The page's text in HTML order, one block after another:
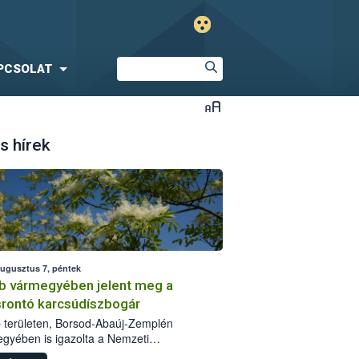
hírek
7, péntek
vármegyében jelent meg a
karcsúdíszbogár
területen, Borsod-Abaúj-Zemplén
is igazolta a Nemzeti
biztonsági Hivatal (Nébih) a